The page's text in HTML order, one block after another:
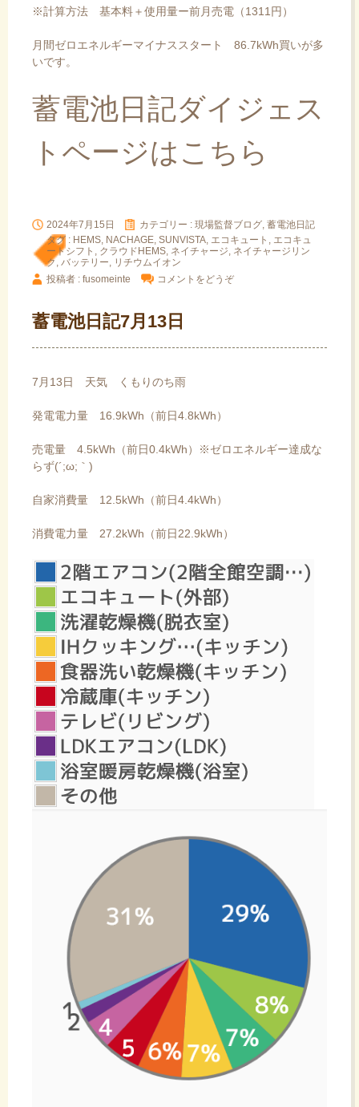
※計算方法 基本料＋使用量ー前月売電（1311円）
月間ゼロエネルギーマイナススタート 86.7kWh買いが多
いです。
蓄電池日記ダイジェス
トページはこちら
2024年7月15日 カテゴリー : 現場監督ブログ, 蓄電池日記
タグ : HEMS, NACHAGE, SUNVISTA, エコキュート , エコキュ
ートシフト , クラウドHEMS, ネイチャージ, ネイチャージリン
ク, バッテリー, リチウムイオン
投稿者 : fusomeinte
コメントをどうぞ
蓄電池日記7月13日
7月13日 天気 くもりのち雨
発電電力量 16.9kWh（前日4.8kWh）
売電量 4.5kWh（前日0.4kWh）※ゼロエネルギー達成な
らず(´;ω;｀)
自家消費量 12.5kWh（前日4.4kWh）
消費電力量 27.2kWh（前日22.9kWh）